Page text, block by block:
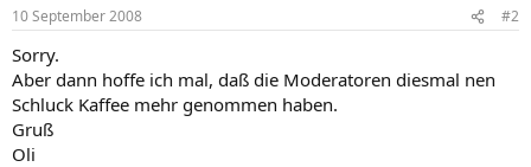
10 September 2008 #2
Sorry.
Aber dann hoffe ich mal, daß die Moderatoren diesmal nen
Schluck Kaffee mehr genommen haben.
Gruß
Oli